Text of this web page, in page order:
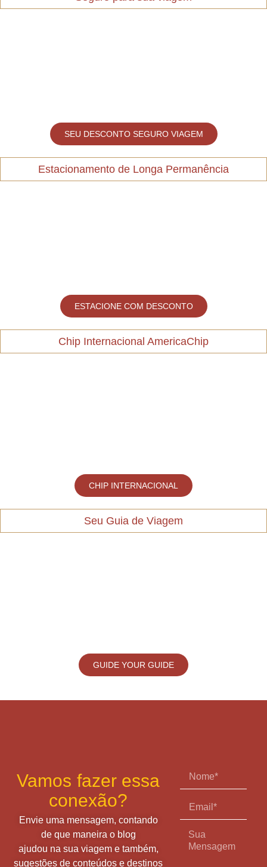
SEU DESCONTO SEGURO VIAGEM
Estacionamento de Longa Permanência
ESTACIONE COM DESCONTO
Chip Internacional AmericaChip
CHIP INTERNACIONAL
Seu Guia de Viagem
GUIDE YOUR GUIDE
Vamos fazer essa
conexão?
Envie uma mensagem, contando
de que maneira o blog
ajudou na sua viagem e também,
sugestões de conteúdos e destinos